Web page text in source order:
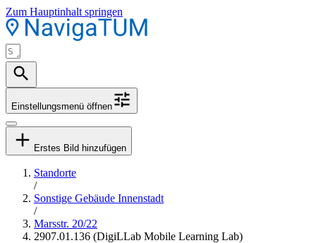
Zum Hauptinhalt springen
Einstellungsmenü öffnen
Erstes Bild hinzufügen
Standorte
/
Sonstige Gebäude Innenstadt
/
Marsstr. 20/22
2907.01.136 (DigiLLab Mobile Learning Lab)